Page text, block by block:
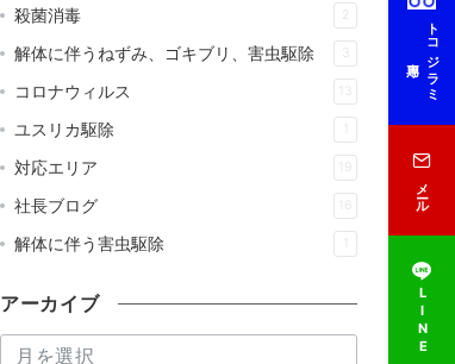
殺菌消毒 2
解体に伴うねずみ、ゴキブリ、害虫駆除 3
コロナウィルス 13
ユスリカ駆除
対応エリア 19
社長ブログ 16
解体に伴う害虫駆除
アーカイブ
トコジラミ
メール
LINE